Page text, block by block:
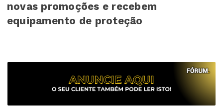
novas promoções e recebem
equipamento de proteção